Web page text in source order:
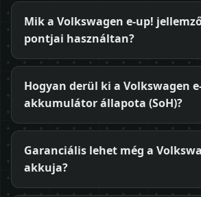
Mik a Volkswagen e-up!
pontjai használtan?
Hogyan derül ki a Volkswagen
akkumulátor állapota (SoH)?
Garanciális lehet még a
akkuja?